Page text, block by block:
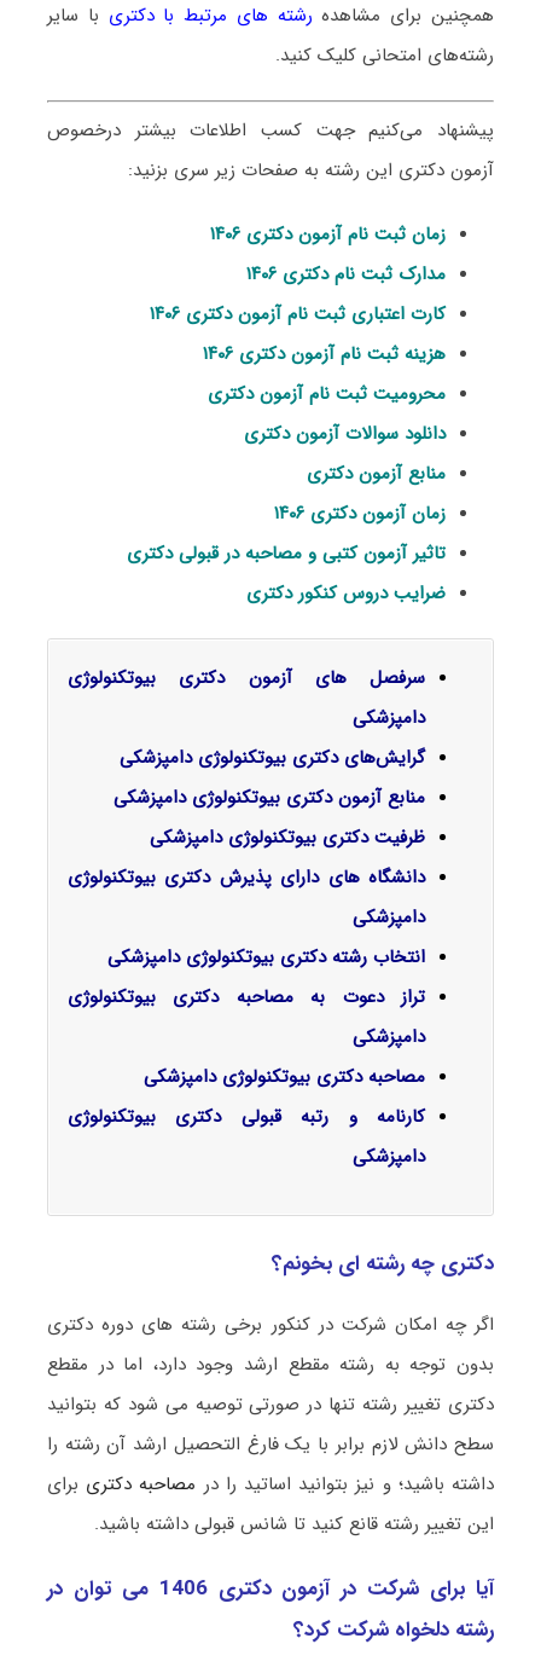
همچنین برای مشاهده رشته های مرتبط با دکتری با سایر
رشته‌های امتحانی کلیک کنید.
پیشنهاد می‌کنیم جهت کسب اطلاعات بیشتر درخصوص
آزمون دکتری این رشته به صفحات زیر سری بزنید:
زمان ثبت نام آزمون دکتری ۱۴۰۶
مدارک ثبت نام دکتری ۱۴۰۶
کارت اعتباری ثبت نام آزمون دکتری ۱۴۰۶
هزینه ثبت نام آزمون دکتری ۱۴۰۶
محرومیت ثبت نام آزمون دکتری
دانلود سوالات آزمون دکتری
منابع آزمون دکتری
زمان آزمون دکتری ۱۴۰۶
تاثیر آزمون کتبی و مصاحبه در قبولی دکتری
ضرایب دروس کنکور دکتری
سرفصل‌ های آزمون دکتری بیوتکنولوژی
دامپزشکی
گرایش‌های دکتری بیوتکنولوژی دامپزشکی
منابع آزمون دکتری بیوتکنولوژی دامپزشکی
ظرفیت دکتری بیوتکنولوژی دامپزشکی
دانشگاه های دارای پذیرش دکتری بیوتکنولوژی
دامپزشکی
انتخاب رشته دکتری بیوتکنولوژی دامپزشکی
تراز دعوت به مصاحبه دکتری بیوتکنولوژی
دامپزشکی
مصاحبه دکتری بیوتکنولوژی دامپزشکی
کارنامه و رتبه قبولی دکتری بیوتکنولوژی
دامپزشکی
دکتری چه رشته ای بخونم؟
اگر چه امکان شرکت در کنکور برخی رشته های دوره دکتری
بدون توجه به رشته مقطع ارشد وجود دارد، اما در مقطع
دکتری تغییر رشته تنها در صورتی توصیه می شود که بتوانید
سطح دانش لازم برابر با یک فارغ التحصیل ارشد آن رشته را
داشته باشید؛ و نیز بتوانید اساتید را در مصاحبه دکتری برای
این تغییر رشته قانع کنید تا شانس قبولی داشته باشید.
آیا برای شرکت در آزمون دکتری 1406 می توان در
رشته دلخواه شرکت کرد؟